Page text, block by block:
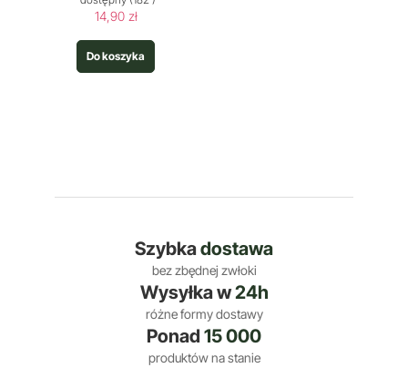
14,90 zł
Do koszyka
Szybkadostawa
bez zbędnej zwłoki
Wysyłka w24h
różne formy dostawy
Ponad 15 000
produktów na stanie